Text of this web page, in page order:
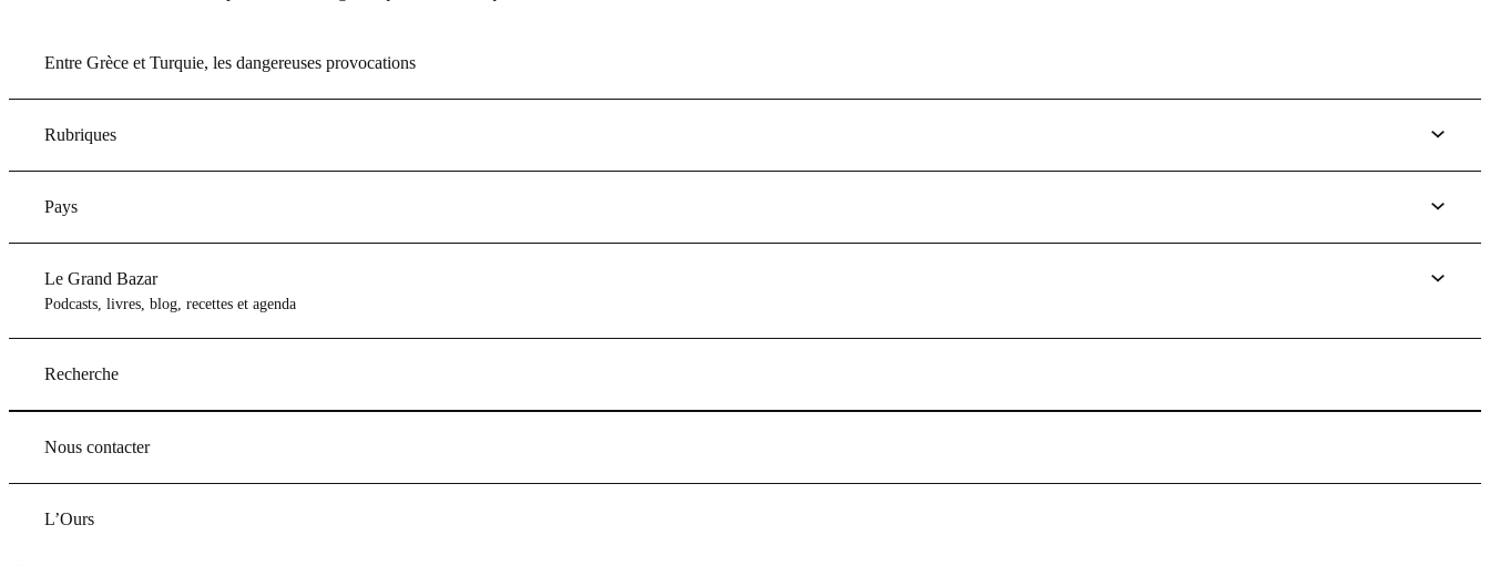
Entre Grèce et Turquie, les dangereuses provocations
Rubriques
Pays
Le Grand Bazar
Podcasts, livres, blog, recettes et agenda
Recherche
Nous contacter
L’Ours